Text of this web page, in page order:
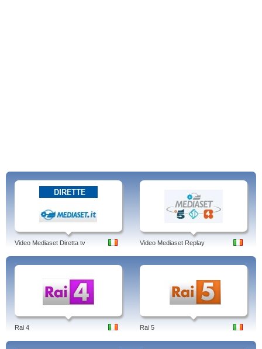
Video Mediaset Diretta tv Video Mediaset Replay
Rai 4 Rai 5